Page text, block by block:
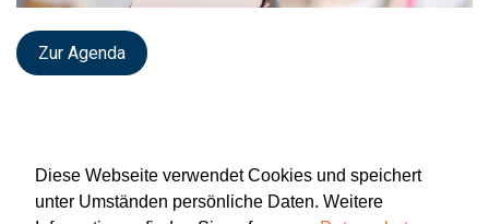
Diese Webseite verwendet Cookies und speichert
unter Umständen persönliche Daten. Weitere
Zur Agenda